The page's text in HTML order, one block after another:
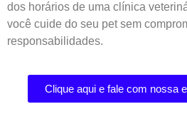
dos horários de uma clínica
você cuide do seu pet sem
responsabilidades.
Clique aqui e fale com nossa